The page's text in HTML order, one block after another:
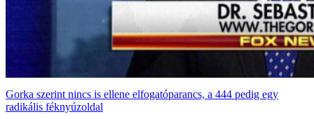
Gorka szerint nincs is ellene elfogatóparancs, a 444 pedig egy
radikális féknyúzoldal